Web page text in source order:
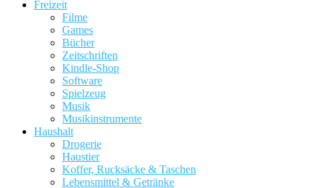
Freizeit
Filme
Games
Bücher
Zeitschriften
Kindle-Shop
Software
Spielzeug
Musik
Musikinstrumente
Haushalt
Drogerie
Haustier
Koffer, Rucksäcke & Taschen
Lebensmittel & Getränke